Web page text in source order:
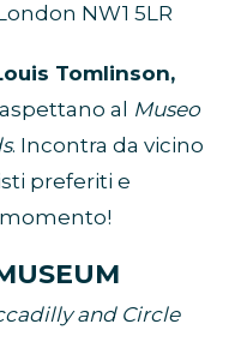
NW1 5LR
Tomlinson,
al Museo
. Incontra da vicino
preferiti e
and Circle